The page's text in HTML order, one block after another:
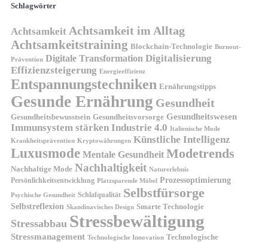
Schlagwörter
Achtsamkeit Achtsamkeit im Alltag
Achtsamkeitstraining Blockchain-Technologie Burnout-
Prävention Digitale Transformation Digitalisierung
Effizienzsteigerung Energieeffizienz
Entspannungstechniken Ernährungstipps
Gesunde Ernährung Gesundheit
Gesundheitsbewusstsein Gesundheitsvorsorge Gesundheitswesen
Immunsystem stärken Industrie 4.0 Italienische Mode
Krankheitsprävention Kryptowährungen Künstliche Intelligenz
Luxusmode Mentale Gesundheit Modetrends
Nachhaltige Mode Nachhaltigkeit Naturerlebnis
Persönlichkeitsentwicklung Platzsparende Möbel Prozessoptimierung
Psychische Gesundheit Schlafqualität Selbstfürsorge
Selbstreflexion Skandinavisches Design Smarte Technologie
Stressabbau Stressbewältigung
Stressmanagement Technologische Innovation Technologische